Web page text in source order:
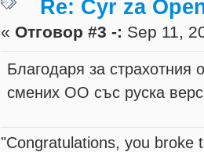
Re: Cyr za
« Отговор #3 -: Sep 11,
Благодаря за
смених ОО със руска
"Congratulations, you broke